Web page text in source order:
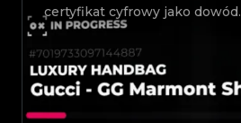
certyfikat cyfrowy jako dowód.